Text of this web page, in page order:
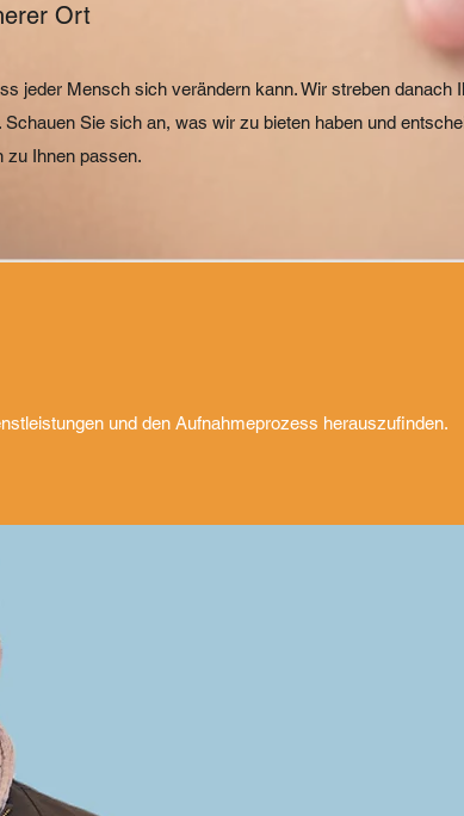
Ort
jeder Mensch sich verändern kann. Wir streben danach
Sie sich an, was wir zu bieten haben und
zu Ihnen passen.
und den Aufnahmeprozess herauszufinden.